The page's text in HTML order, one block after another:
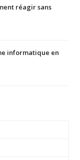
réagir sans
informatique en